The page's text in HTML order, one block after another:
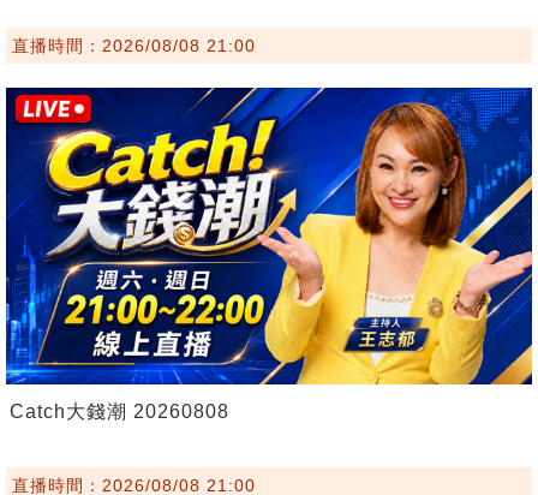
直播時間：2026/08/08 21:00
Catch大錢潮 20260808
直播時間：2026/08/08 21:00